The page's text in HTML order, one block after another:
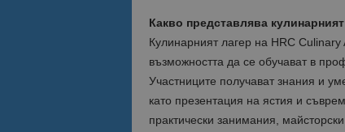
Какво представлява
Кулинарният лагер на HRC
възможността да се обучават в
Участниците получават знания и
като презентация на ястия и
практически занимания,